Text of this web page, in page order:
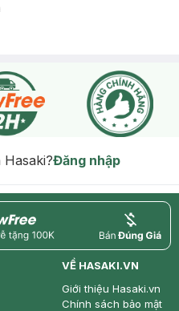
Đăng nhập
price
VỀ HASAKI.VN
Giới thiệu Hasaki.vn
Chính sách bảo mật